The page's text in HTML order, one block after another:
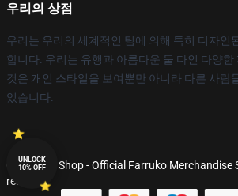
우리의 상점
우리는 우리의 세계적인 팀에 의해 특히 디자인
합니다. 우리는 유행과 아름다운 둘 다인 다양한
것은 개인 스타일을 보여뿐만 아니라 다른 사람
있습니다.
© Farruko Shop - Official Farruko
reserved
UNLOCK
10% OFF